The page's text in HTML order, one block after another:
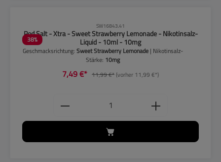
38%
SW16843.41
Pod Salt - Xtra - Sweet Strawberry Lemonade - Nikotinsalz-
Liquid - 10ml - 10mg
Geschmacksrichtung:Sweet Strawberry Lemonade | Nikotinsalz-
Stärke: 10mg
7,49 €* 11,99 €*(vorher 11,99 €*)
Produkt Anzahl: Gib den